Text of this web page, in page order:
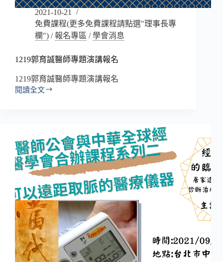
2021-10-21
免費課程(更多免費課程請點選"理事長專
欄") /報名專區 /學會消息
1219郭育誠醫師專題演講報名
1219郭育誠醫師專題演講報名
閱讀全文